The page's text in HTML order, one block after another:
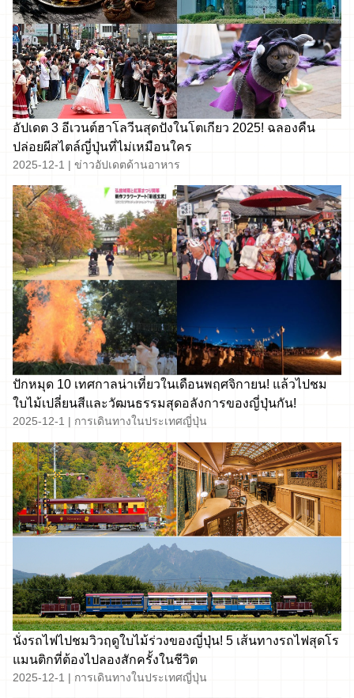
อัปเดต 3 อีเวนต์ฮาโลวีนสุดปังในโตเกียว 2025! ฉลองคืน
ปล่อยผีสไตล์ญี่ปุ่นที่ไม่เหมือนใคร
2025-12-1 | ข่าวอัปเดตด้านอาหาร
ปักหมุด 10 เทศกาลน่าเที่ยวในเดือนพฤศจิกายน! แล้วไปชม
ใบไม้เปลี่ยนสีและวัฒนธรรมสุดอลังการของญี่ปุ่นกัน!
2025-12-1 | การเดินทางในประเทศญี่ปุ่น
นั่งรถไฟไปชมวิวฤดูใบไม้ร่วงของญี่ปุ่น! 5 เส้นทางรถไฟสุดโร
แมนติกที่ต้องไปลองสักครั้งในชีวิต
2025-12-1 | การเดินทางในประเทศญี่ปุ่น